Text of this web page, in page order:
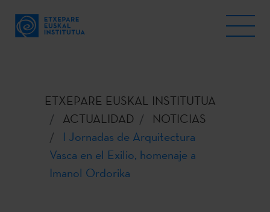
ETXEPARE EUSKAL INSTITUTUA
ACTUALIDAD
NOTICIAS
I Jornadas de Arquitectura
Vasca en el Exilio, homenaje a
Imanol Ordorika